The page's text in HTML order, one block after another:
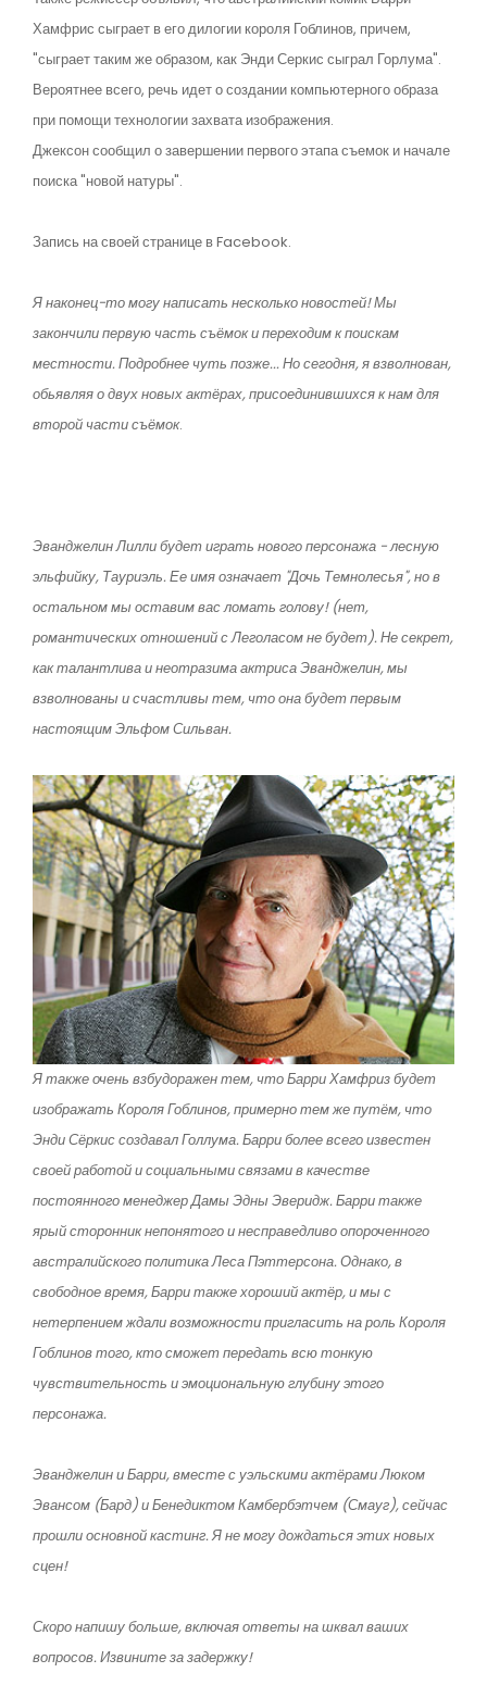
Хамфрис сыграет в его дилогии короля Гоблинов, причем,
"сыграет таким же образом, как Энди Серкис сыграл Горлума".
Вероятнее всего, речь идет о создании компьютерного образа
при помощи технологии захвата изображения.
Джексон сообщил о завершении первого этапа съемок и начале
поиска "новой натуры".
Запись на своей странице в Facebook.
Я наконец-то могу написать несколько новостей! Мы
закончили первую часть съёмок и переходим к поискам
местности. Подробнее чуть позже... Но сегодня, я взволнован,
обьявляя о двух новых актёрах, присоединившихся к нам для
второй части съёмок.
Эванджелин Лилли будет играть нового персонажа - лесную
эльфийку, Тауриэль. Ее имя означает "Дочь Темнолесья", но в
остальном мы оставим вас ломать голову! (нет,
романтических отношений с Леголасом не будет). Не секрет,
как талантлива и неотразима актриса Эванджелин, мы
взволнованы и счастливы тем, что она будет первым
настоящим Эльфом Сильван.
Я также очень взбудоражен тем, что Барри Хамфриз будет
изображать Короля Гоблинов, примерно тем же путём, что
Энди Сёркис создавал Голлума. Барри более всего известен
своей работой и социальными связами в качестве
постоянного менеджер Дамы Эдны Эверидж. Барри также
ярый сторонник непонятого и несправедливо опороченного
австралийского политика Леса Пэттерсона. Однако, в
свободное время, Барри также хороший актёр, и мы с
нетерпением ждали возможности пригласить на роль Короля
Гоблинов того, кто сможет передать всю тонкую
чувствительность и эмоциональную глубину этого
персонажа.
Эванджелин и Барри, вместе с уэльскими актёрами Люком
Эвансом (Бард) и Бенедиктом Камбербэтчем (Смауг), сейчас
прошли основной кастинг. Я не могу дождаться этих новых
сцен!
Скоро напишу больше, включая ответы на шквал ваших
вопросов. Извините за задержку!